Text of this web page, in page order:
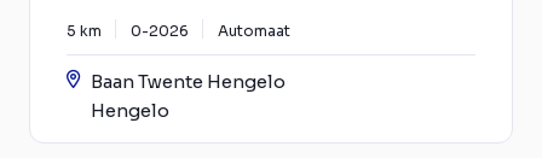
5 km 0-2026 Automaat
Baan Twente Hengelo
Hengelo